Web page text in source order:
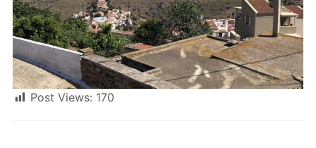
Post Views: 170